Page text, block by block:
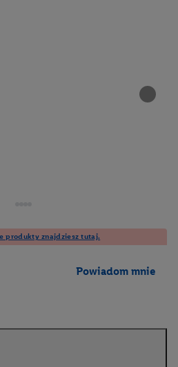
produkty znajdziesz tutaj.
Powiadom mnie